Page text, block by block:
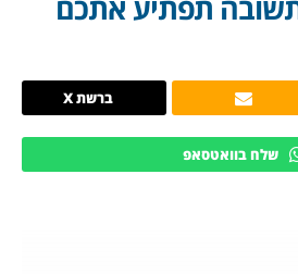
תפתיע אתכם
ברשת X
שלח בוואטסאפ